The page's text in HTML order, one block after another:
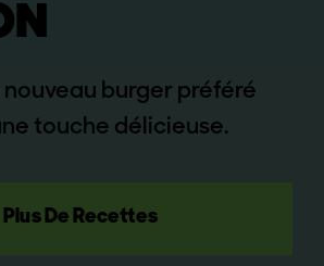
nouveau burger préféré
touche délicieuse.
Plus De Recettes